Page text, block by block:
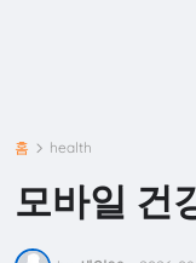
홈 health
모바일 건